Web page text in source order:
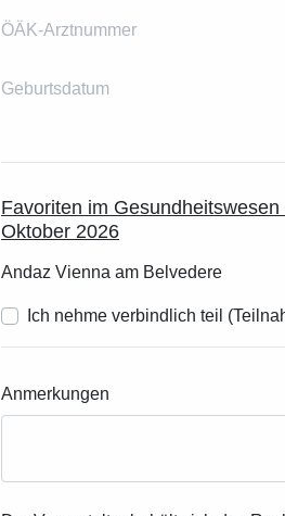
ÖÄK-Arztnummer
Geburtsdatum
Favoriten im
Oktober 2026
Andaz Vienna am Belvedere
Ich nehme verbindlich teil
Anmerkungen